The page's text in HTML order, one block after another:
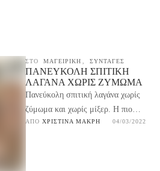
ΣΤΟ ΜΑΓΕΙΡΙΚΉ ΣΥΝΤΑΓΕΣ
ΠΑΝΕΎΚΟΛΗ ΣΠΙΤΙΚΉ
ΛΑΓΆΝΑ ΧΩΡΊΣ ΖΎΜΩΜΑ
Πανεύκολη σπιτική λαγάνα χωρίς
ζύμωμα και χωρίς μίξερ. Η πιο
εύκολη συνταγή για τραγανή
ΑΠΌ ΧΡΙΣΤΊΝΑ ΜΑΚΡΉ 04/03/2022